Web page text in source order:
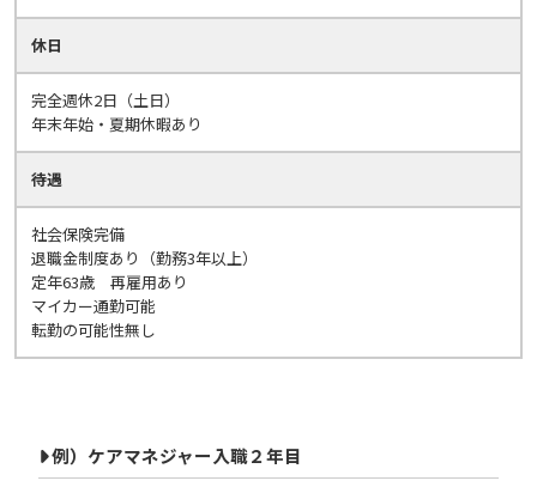
休日
完全週休2日（土日）
年末年始・夏期休暇あり
待遇
社会保険完備
退職金制度あり（勤務3年以上）
定年63歳 再雇用あり
マイカー通勤可能
転勤の可能性無し
例）ケアマネジャー入職２年目